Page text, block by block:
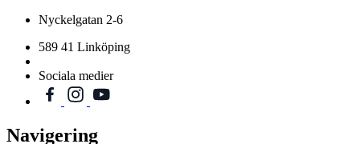
Nyckelgatan 2-6
589 41 Linköping
Sociala medier
Navigering